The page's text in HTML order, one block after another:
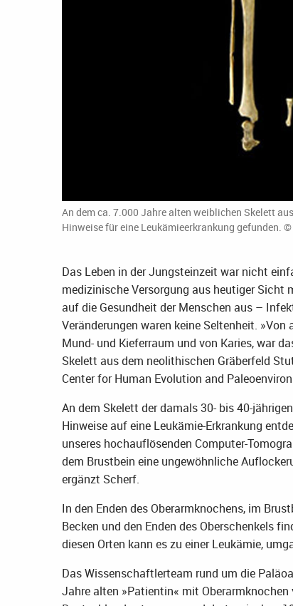
An dem ca. 7.000 Jahre alten weiblichen Skelett
Hinweise für eine Leukämieerkrankung gefunden.
Das Leben in der Jungsteinzeit war nicht
medizinische Versorgung aus heutiger
auf die Gesundheit der Menschen aus –
Veränderungen waren keine Seltenheit.
Mund- und Kieferraum und von Karies, war
Skelett aus dem neolithischen Gräberfeld
Center for Human Evolution and
An dem Skelett der damals 30- bis 40-
Hinweise auf eine Leukämie-Erkrankung
unseres hochauflösenden Computer-
dem Brustbein eine ungewöhnliche
ergänzt Scherf.
In den Enden des Oberarmknochens, im
Becken und den Enden des Oberschenkels
diesen Orten kann es zu einer Leukämie,
Das Wissenschaftlerteam rund um die
Jahre alten »Patientin« mit